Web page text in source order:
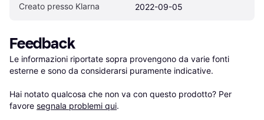
Creato presso Klarna 2022-09-05
Feedback
Le informazioni riportate sopra provengono da varie fonti
esterne e sono da considerarsi puramente indicative.
Hai notato qualcosa che non va con questo prodotto? Per
favore segnala problemi qui.